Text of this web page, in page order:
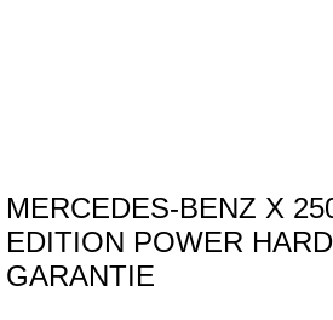
MERCEDES-BENZ X
EDITION POWER
GARANTIE